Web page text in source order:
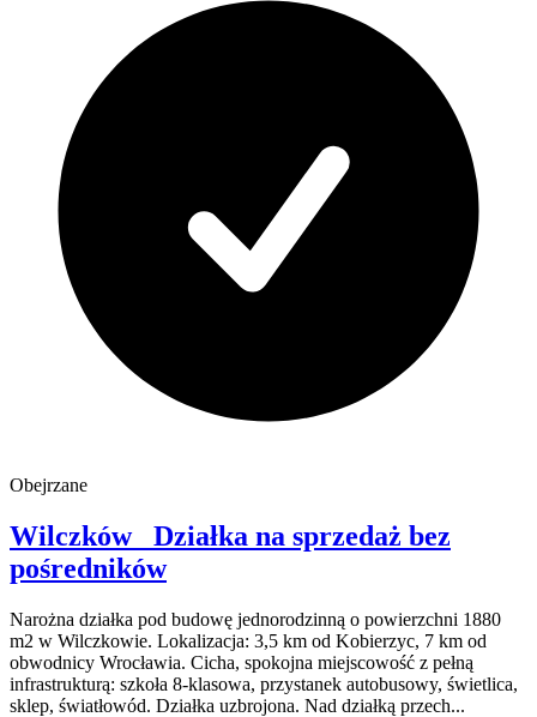
Obejrzane
Wilczków Działka na sprzedaż bez
pośredników
Narożna działka pod budowę jednorodzinną o powierzchni 1880
m2 w Wilczkowie. Lokalizacja: 3,5 km od Kobierzyc, 7 km od
obwodnicy Wrocławia. Cicha, spokojna miejscowość z pełną
infrastrukturą: szkoła 8-klasowa, przystanek autobusowy, świetlica,
sklep, światłowód. Działka uzbrojona. Nad działką przech...